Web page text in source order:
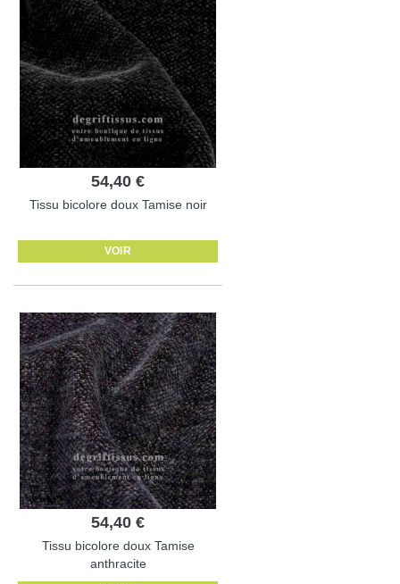
54,40 €
Tissu bicolore doux Tamise noir
VOIR
54,40 €
Tissu bicolore doux Tamise
anthracite